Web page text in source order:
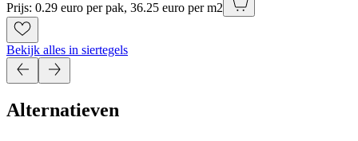
Prijs: 0.29 euro per pak, 36.25 euro per m2
Bekijk alles in siertegels
Alternatieven